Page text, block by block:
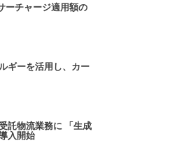
チャージ適用額の
ギーを活用し、カー
託物流業務に 「生成
入開始